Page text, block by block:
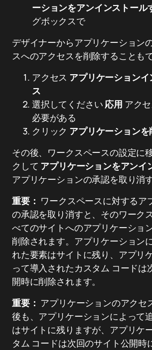
ーションをアンインストール
グボックスで
デザイナーからアプリケーション
スへのアクセスを削除することも
アクセス アプリケーション
ス
選択してください 応用 アク
必要がある
クリック アプリケーション
その後、ワークスペースの設定に
クして アプリケーションをアンイ
アプリケーションの承認を取り消す
重要： ワークスペースに対するア
の承認を取り消すと、そのワーク
べてのサイトへのアプリケーショ
削除されます。アプリケーション
れた要素はサイトに残り、アプリ
って導入されたカスタム コードは
開時に削除されます。
重要： アプリケーションのアクセ
後も、アプリケーションによって
はサイトに残りますが、アプリケ
タム コードは次回のサイト公開時